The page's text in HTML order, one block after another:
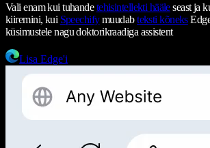
Vali enam kui tuhandetehisintellekti hääleseast ja
kiiremini, kui Speechifymuudabteksti kõneks
küsimustele nagu doktorikraadiga assistent
Lisa Edge'i